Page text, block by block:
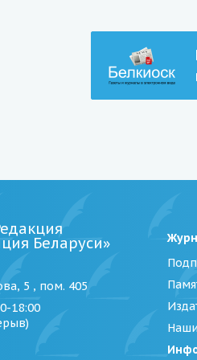
Беларуси»
5 , пом. 405
18:00